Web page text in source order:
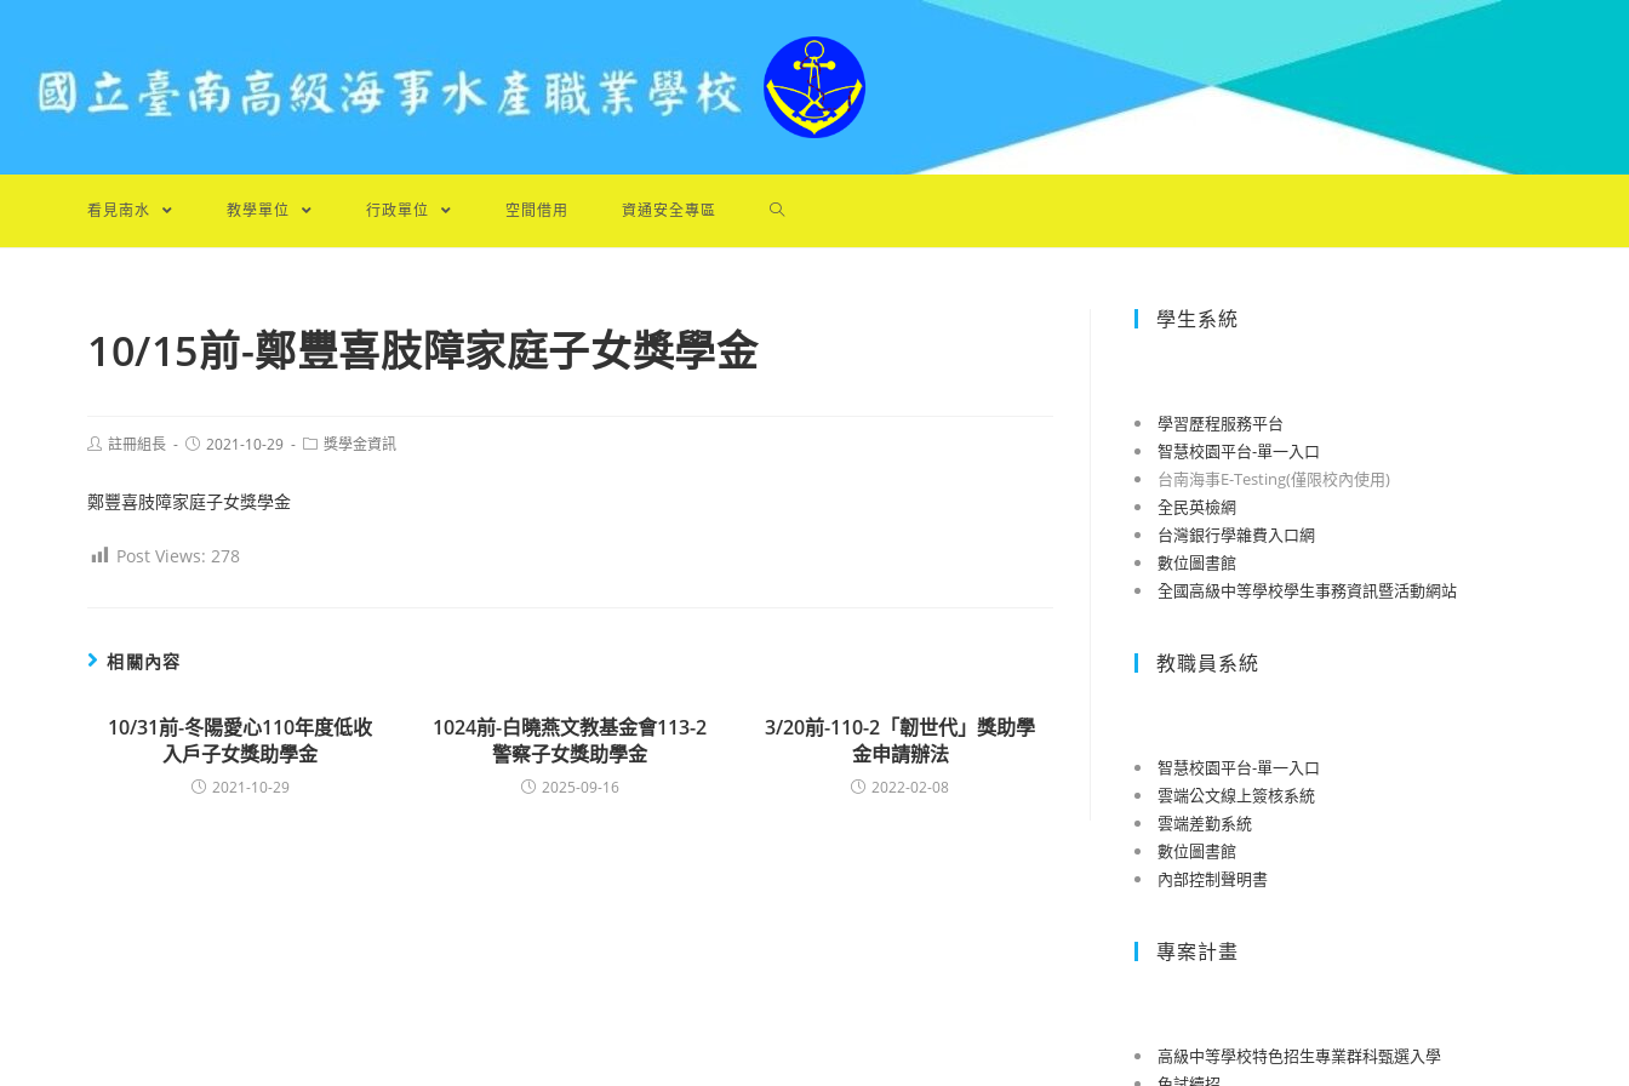
看見南水 教學單位 行政單位 空間借用 資通安全專區
10/15前-鄭豐喜肢障家庭子女獎學金
Post註冊組長
Post2021-10-29
Post獎學金資訊
鄭豐喜肢障家庭子女獎學金
Post Views: 278
相關內容
10/31前-冬陽愛心110年度低收
入戶子女獎助學金
2021-10-29
1024前-白曉燕文教基金會113-2
警察子女獎助學金
2025-09-16
3/20前-110-2「韌世代」獎助學
金申請辦法
2022-02-08
學生系統
學習歷程服務平台
智慧校園平台-單一入口
台南海事E-Testing(僅限校內使用)
全民英檢網
台灣銀行學雜費入口網
數位圖書館
全國高級中等學校學生事務資訊暨活動網站
教職員系統
智慧校園平台-單一入口
雲端公文線上簽核系統
雲端差勤系統
數位圖書館
內部控制聲明書
專案計畫
高級中等學校特色招生專業群科甄選入學